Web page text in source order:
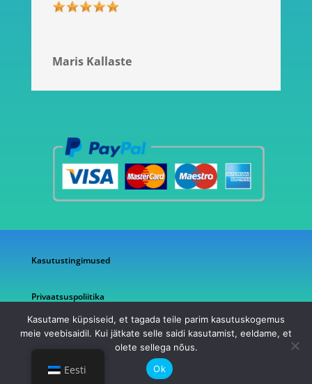
Maris Kallaste
Kasutustingimused
Privaatsuspoliitika
©2026 AG Pood
Eesti
Kasutame küpsiseid, et tagada teile parim kasutuskogemus
meie veebisaidil. Kui jätkate selle saidi kasutamist, eeldame, et
olete sellega nõus.
Ok